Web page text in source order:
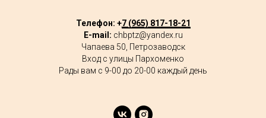
Телефон: +7 (965) 817-18-21
E-mail: chbptz@yandex.ru
Чапаева 50, Петрозаводск
Вход с улицы Пархоменко
Рады вам с 9-00 до 20-00 каждый день